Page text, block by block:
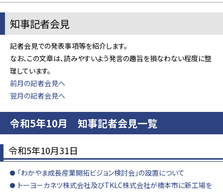
知事記者会見
記者会見での発表事項等を紹介します。
なお、この文章は、読みやすいよう発言の趣旨を損なわない程度に整
理しています。
前月の記者会見へ
翌月の記者会見へ
令和5年10月 知事記者会見一覧
令和5年10月31日
「わかやま成長産業開拓ビジョン検討会」の設置について
トーヨーカネツ株式会社及びTKLC株式会社が橋本市に新工場を